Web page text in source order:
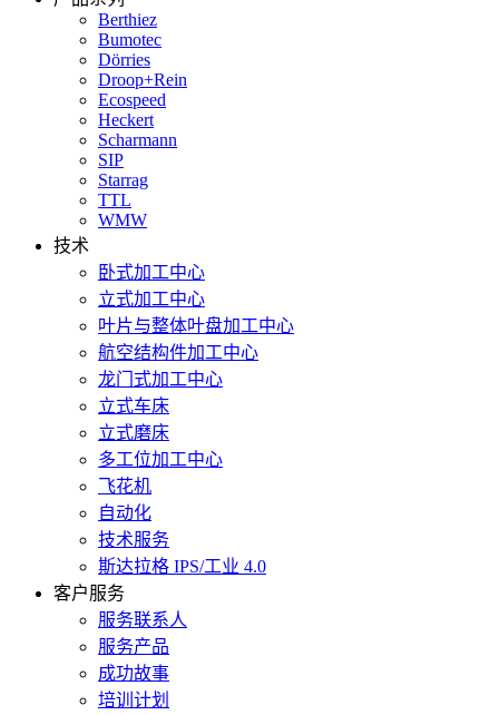
Berthiez
Bumotec
Dörries
Droop+Rein
Ecospeed
Heckert
Scharmann
SIP
Starrag
TTL
WMW
技术
卧式加工中心
立式加工中心
叶片与整体叶盘加工中心
航空结构件加工中心
龙门式加工中心
立式车床
立式磨床
多工位加工中心
飞花机
自动化
技术服务
斯达拉格 IPS/工业 4.0
客户服务
服务联系人
服务产品
成功故事
培训计划